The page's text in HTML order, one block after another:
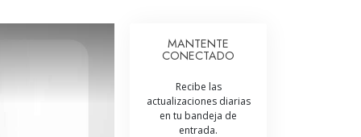
Iniciales Ayudas para Enfermedades y Lesiones
La Integridad y la Honestidad
La Escala Tonal Emocional
MANTENTE
CONECTADO
Recibe las
actualizaciones diarias
en tu bandeja de
entrada.